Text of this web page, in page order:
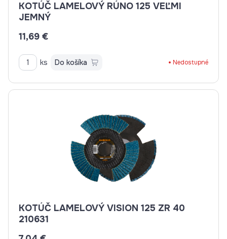
KOTÚČ LAMELOVÝ RÚNO 125 VEĽMI
JEMNÝ
11,69 €
ks Do košíka Nedostupné
KOTÚČ LAMELOVÝ VISION 125 ZR 40
210631